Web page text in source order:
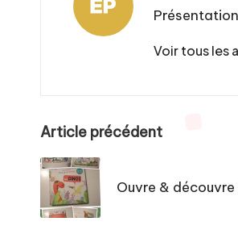
Voir tous les
Post
navigation
Article précédent
Ouvre &